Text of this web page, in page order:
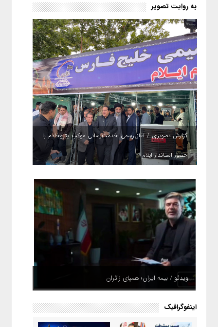
به روایت تصویر
گزارش تصویری / آغاز رسمی خدمت‌رسانی موکب پتروخادم با
حضور استاندار ایلام
ویدئو / بیمه ایران؛ همپای زائران
اینفوگرافیک